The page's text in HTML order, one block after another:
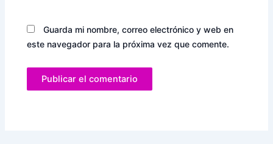
Guarda mi nombre, correo electrónico y web en
este navegador para la próxima vez que comente.